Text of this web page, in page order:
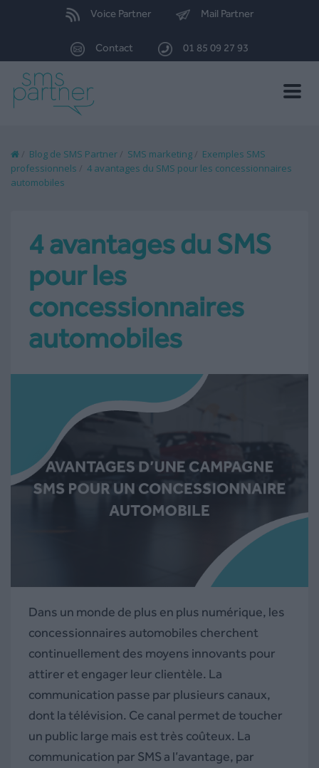
Voice Partner Mail Partner
Contact 01 85 09 27 93
Toggle
/ Blog de SMS Partner / SMS marketing / Exemples SMS
professionnels / 4 avantages du SMS pour les concessionnaires
automobiles
4 avantages du SMS
pour les
concessionnaires
automobiles
Dans un monde de plus en plus numérique, les
concessionnaires automobiles cherchent
continuellement des moyens innovants pour
attirer et engager leur clientèle. La
communication passe par plusieurs canaux,
dont la télévision. Ce canal permet de toucher
un public large mais est très coûteux. La
communication par SMS a l’avantage, par